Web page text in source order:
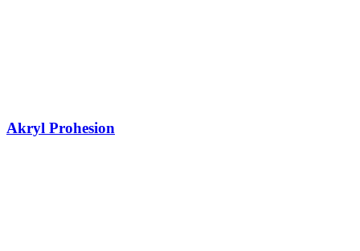
Akryl Prohesion